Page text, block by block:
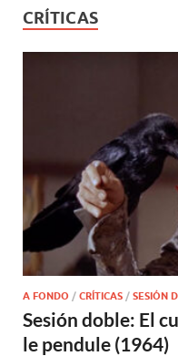
CRÍTICAS
A FONDO / CRÍTICAS / SESIÓN
Sesión doble: El
le pendule (1964)